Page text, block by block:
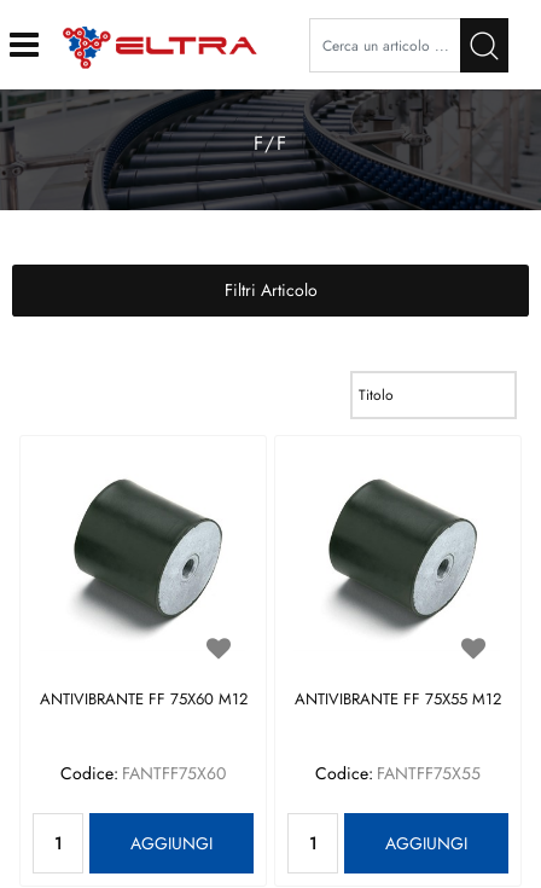
Open
F/F
Filtri Articolo
ANTIVIBRANTE FF 75X60 M12
Codice: FANTFF75X60
AGGIUNGI
ANTIVIBRANTE FF 75X55 M12
Codice: FANTFF75X55
AGGIUNGI